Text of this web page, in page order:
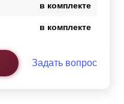
в комплекте
в комплекте
Задать вопрос